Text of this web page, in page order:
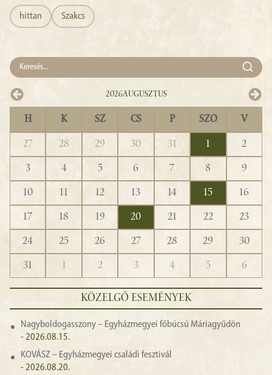
hittan Szakcs
2026Augusztus
H K SZ CS P SZO V
27 28 29 30 31 1
2
3
4 5 6 7 8
9
10
11 12 13 14 15
16
17
18 19 20 21 22
23
24
25 26 27 28 29
30
31
1 2 3 4 5 6
KÖZELGŐ ESEMÉNYEK
Nagyboldogasszony – Egyházmegyei főbúcsú Máriagyűdön
- 2026.08.15.
KOVÁSZ – Egyházmegyei családi fesztivál
- 2026.08.20.